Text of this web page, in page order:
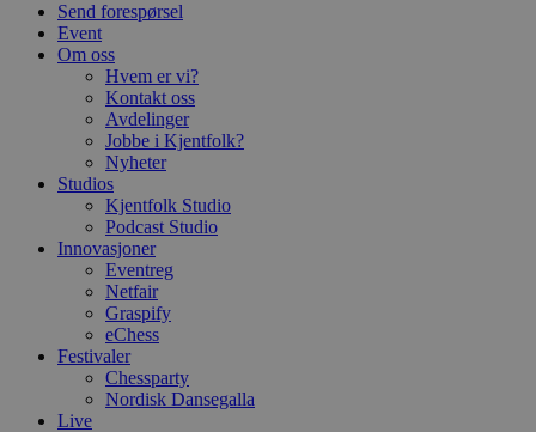
Send forespørsel
Event
Om oss
Hvem er vi?
Kontakt oss
Avdelinger
Jobbe i Kjentfolk?
Nyheter
Studios
Kjentfolk Studio
Podcast Studio
Innovasjoner
Eventreg
Netfair
Graspify
eChess
Festivaler
Chessparty
Nordisk Dansegalla
Live